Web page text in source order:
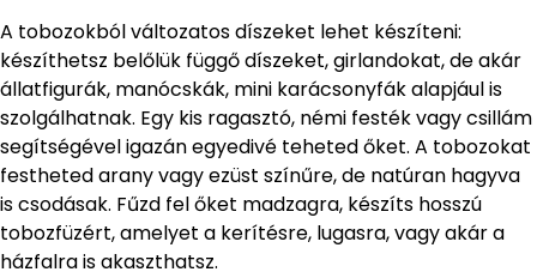
A tobozokból változatos díszeket lehet készíteni:
készíthetsz belőlük függő díszeket, girlandokat, de akár
állatfigurák, manócskák, mini karácsonyfák alapjául is
szolgálhatnak. Egy kis ragasztó, némi festék vagy csillám
segítségével igazán egyedivé teheted őket. A tobozokat
festheted arany vagy ezüst színűre, de natúran hagyva
is csodásak. Fűzd fel őket madzagra, készíts hosszú
tobozfüzért, amelyet a kerítésre, lugasra, vagy akár a
házfalra is akaszthatsz.